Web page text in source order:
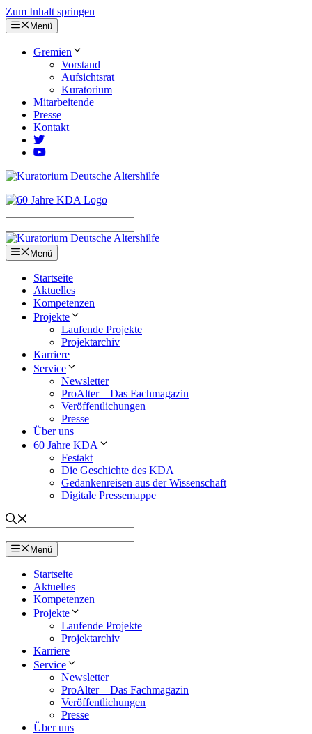
Zum Inhalt springen
Menü
Gremien
Vorstand
Aufsichtsrat
Kuratorium
Mitarbeitende
Presse
Kontakt
Menü
Startseite
Aktuelles
Kompetenzen
Projekte
Laufende Projekte
Projektarchiv
Karriere
Service
Newsletter
ProAlter – Das Fachmagazin
Veröffentlichungen
Presse
Über uns
60 Jahre KDA
Festakt
Die Geschichte des KDA
Gedankenreisen aus der Wissenschaft
Digitale Pressemappe
Menü
Startseite
Aktuelles
Kompetenzen
Projekte
Laufende Projekte
Projektarchiv
Karriere
Service
Newsletter
ProAlter – Das Fachmagazin
Veröffentlichungen
Presse
Über uns